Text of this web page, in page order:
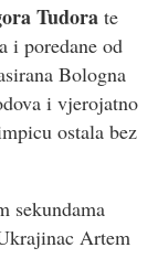
Tudora te
i poredane od
Bologna
i vjerojatno
ostala bez
sekundama
Artem